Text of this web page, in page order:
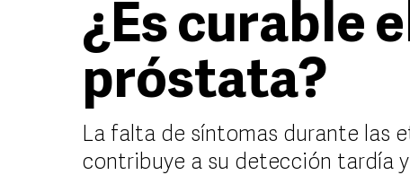
¿Es curable
próstata?
La falta de síntomas durante las
contribuye a su detección tardía